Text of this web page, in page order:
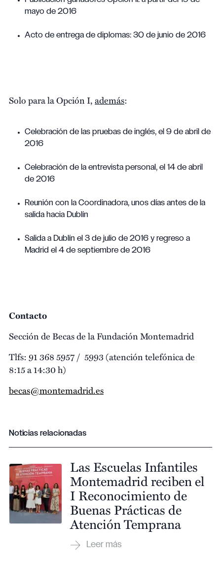
mayo de 2016
Acto de entrega de diplomas: 30 de junio de 2016
Solo para la Opción I,además:
Celebración de las pruebas de inglés, el 9 de abril de
2016
Celebración de la entrevista personal, el 14 de abril
de 2016
Reunión con la Coordinadora, unos días antes de la
salida hacia Dublín
Salida a Dublín el 3 de julio de 2016 y regreso a
Madrid el 4 de septiembre de 2016
Contacto
Sección de Becas de la Fundación Montemadrid
Tlfs: 91 368 5957 / 5993 (atención telefónica de
8:15 a 14:30 h)
becas@montemadrid.es
Noticias relacionadas
Las Escuelas Infantiles
Montemadrid reciben el
I Reconocimiento de
Buenas Prácticas de
Atención Temprana